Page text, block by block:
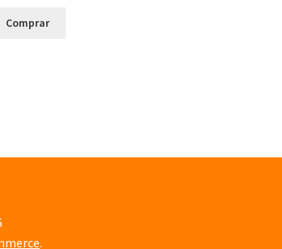
Comprar
.